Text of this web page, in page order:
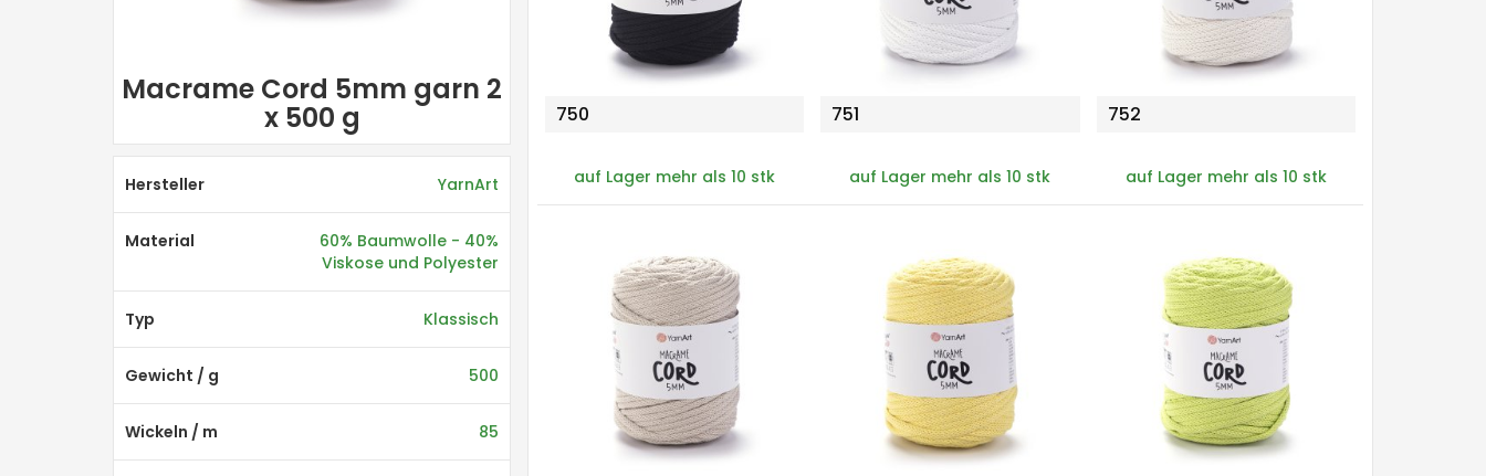
Macrame Cord 5mm garn 2
x 500 g
Hersteller YarnArt
Material
60% Baumwolle - 40%
Viskose und Polyester
Typ Klassisch
Gewicht / g 500
Wickeln / m 85
750
auf Lager mehr als 10 stk
751
auf Lager mehr als 10 stk
752
auf Lager mehr als 10 stk